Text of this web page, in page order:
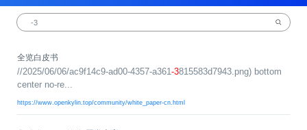
统
下
镜
像
站
用
>
关
于
区
社
介
>
社
区
>
动
态
>
动
态
>
>
学
习
>
>
全览白皮书
//2025/06/06/ac9f14c9-ad00-4357-a361-3815583d7943.png) bottom
center no-re...
https://www.openkylin.top/community/white_paper-cn.html